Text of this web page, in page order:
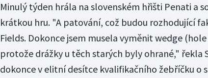
Minulý týden hrála na slovenském hřišti Penati a
krátkou hru. "A patování, což budou rozhodující
Fields. Dokonce jsem musela vyměnit wedge
protože drážky u těch starých byly ohrané," řekla
dokonce v elitní desítce kvalifikačního žebříčku o